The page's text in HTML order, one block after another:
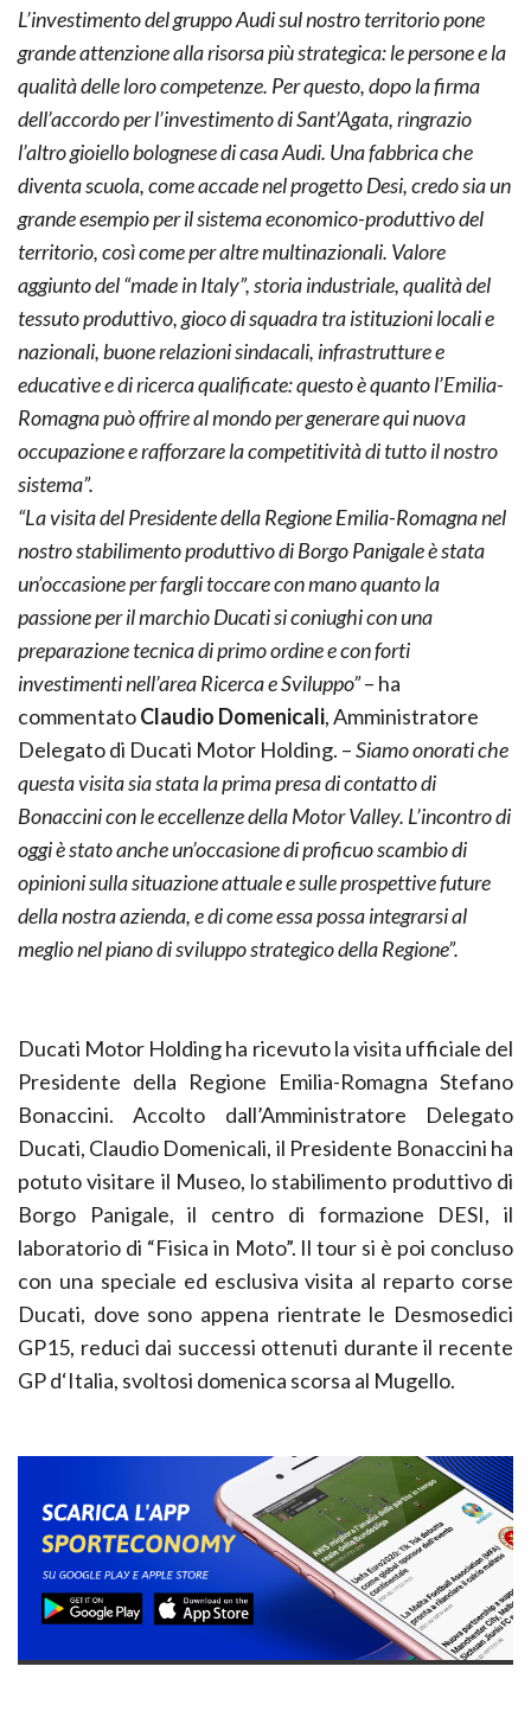
L’investimento del gruppo Audi sul nostro territorio pone
grande attenzione alla risorsa più strategica: le persone e la
qualità delle loro competenze. Per questo, dopo la firma
dell’accordo per l’investimento di Sant’Agata, ringrazio
l’altro gioiello bolognese di casa Audi. Una fabbrica che
diventa scuola, come accade nel progetto Desi, credo sia un
grande esempio per il sistema economico-produttivo del
territorio, così come per altre multinazionali. Valore
aggiunto del “made in Italy”, storia industriale, qualità del
tessuto produttivo, gioco di squadra tra istituzioni locali e
nazionali, buone relazioni sindacali, infrastrutture e
educative e di ricerca qualificate: questo è quanto l’Emilia-
Romagna può offrire al mondo per generare qui nuova
occupazione e rafforzare la competitività di tutto il nostro
sistema”.
“La visita del Presidente della Regione Emilia-Romagna nel
nostro stabilimento produttivo di Borgo Panigale è stata
un’occasione per fargli toccare con mano quanto la
passione per il marchio Ducati si coniughi con una
preparazione tecnica di primo ordine e con forti
investimenti nell’area Ricerca e Sviluppo”– ha
commentatoClaudio Domenicali, Amministratore
Delegato di Ducati Motor Holding. –Siamo onorati che
questa visita sia stata la prima presa di contatto di
Bonaccini con le eccellenze della Motor Valley. L’incontro di
oggi è stato anche un’occasione di proficuo scambio di
opinioni sulla situazione attuale e sulle prospettive future
della nostra azienda, e di come essa possa integrarsi al
meglio nel piano di sviluppo strategico della Regione”.
Ducati Motor Holding ha ricevuto la visita ufficiale del
Presidente della Regione Emilia-Romagna Stefano
Bonaccini. Accolto dall’Amministratore Delegato
Ducati, Claudio Domenicali, il Presidente Bonaccini ha
potuto visitare il Museo, lo stabilimento produttivo di
Borgo Panigale, il centro di formazione DESI, il
laboratorio di “Fisica in Moto”. Il tour si è poi concluso
con una speciale ed esclusiva visita al reparto corse
Ducati, dove sono appena rientrate le Desmosedici
GP15, reduci dai successi ottenuti durante il recente
GP d‘Italia, svoltosi domenica scorsa al Mugello.